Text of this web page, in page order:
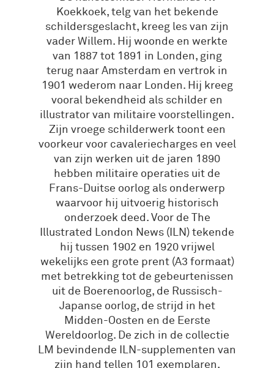
Koekkoek, telg van het bekende
schildersgeslacht, kreeg les van zijn
vader Willem. Hij woonde en werkte
van 1887 tot 1891 in Londen, ging
terug naar Amsterdam en vertrok in
1901 wederom naar Londen. Hij kreeg
vooral bekendheid als schilder en
illustrator van militaire voorstellingen.
Zijn vroege schilderwerk toont een
voorkeur voor cavaleriecharges en veel
van zijn werken uit de jaren 1890
hebben militaire operaties uit de
Frans-Duitse oorlog als onderwerp
waarvoor hij uitvoerig historisch
onderzoek deed. Voor de The
Illustrated London News (ILN) tekende
hij tussen 1902 en 1920 vrijwel
wekelijks een grote prent (A3 formaat)
met betrekking tot de gebeurtenissen
uit de Boerenoorlog, de Russisch-
Japanse oorlog, de strijd in het
Midden-Oosten en de Eerste
Wereldoorlog. De zich in de collectie
LM bevindende ILN-supplementen van
zijn hand tellen 101 exemplaren,